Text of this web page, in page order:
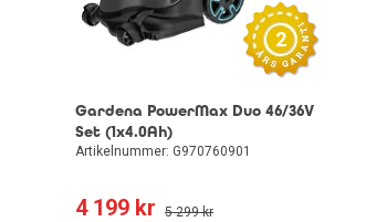
2
Gardena PowerMax Duo 46/36V
Set (1x4.0Ah)
Artikelnummer: G970760901
4 199 kr 5 299 kr